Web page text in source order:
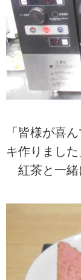
「皆様が喜
キ作りまし
紅茶と一緒